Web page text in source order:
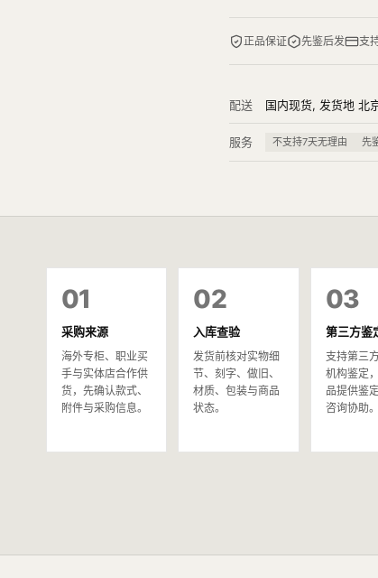
正品保证 先鉴后发 支
配送 国内现货, 发货地 北
服务 不支持7天无理由 先
01
采购来源
海外专柜、职业买
手与实体店合作供
货，先确认款式、
附件与采购信息。
02
入库查验
发货前核对实物细
节、刻字、做旧、
材质、包装与商品
状态。
03
第三方鉴
支持第三
机构鉴定
品提供鉴
咨询协助